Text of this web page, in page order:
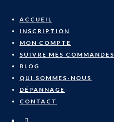
ACCUEIL
INSCRIPTION
MON COMPTE
SUIVRE MES COMMANDES
BLOG
QUI SOMMES-NOUS
DÉPANNAGE
CONTACT